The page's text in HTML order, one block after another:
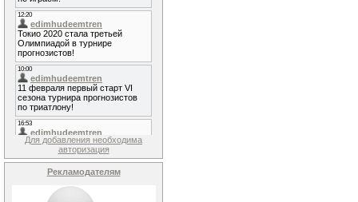
Для добавления необходима
авторизация
Рекламодателям